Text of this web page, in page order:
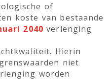
of
koste van bestaande
2040 verlenging
Hierin
niet
worden